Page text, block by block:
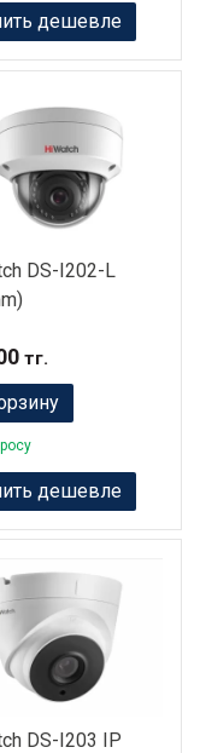
дешевле
DS-I202-L
тг.
дешевле
DS-I203 IP